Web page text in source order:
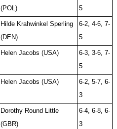
(POL)
5
Hilde Krahwinkel Sperling
(DEN)
6-2, 4-6, 7-
5
Helen Jacobs (USA)
6-3, 3-6, 7-
5
Helen Jacobs (USA)
6-2, 5-7, 6-
3
Dorothy Round Little
(GBR)
6-4, 6-8, 6-
3